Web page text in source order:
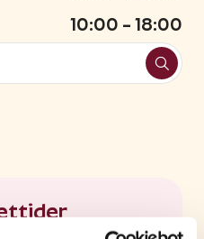
10:00 – 18:00